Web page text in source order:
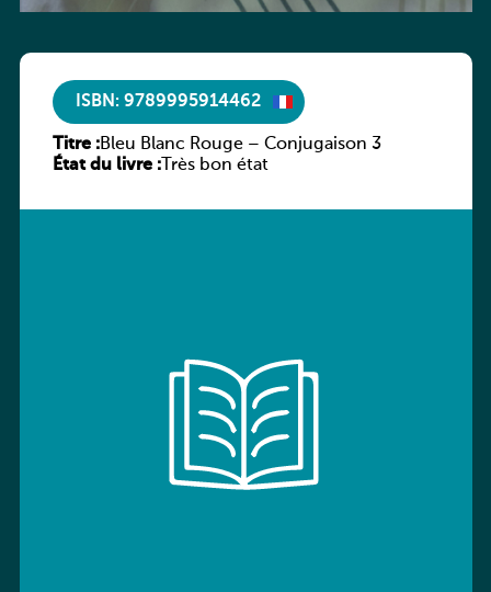
ISBN: 9789995914462
Titre :Bleu Blanc Rouge – Conjugaison 3
État du livre :Très bon état